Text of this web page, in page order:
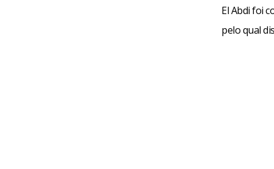
El Abdi foi
pelo qual